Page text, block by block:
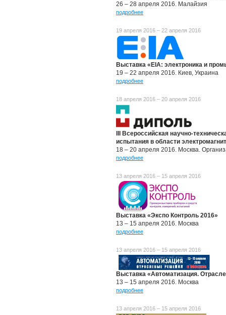
26 – 28 апреля 2016. Малайзия
подробнее
19 апреля 2016 – 22 апреля 2016
Выставка «EIA: электроника и
19 – 22 апреля 2016. Киев, Украина
подробнее
18 апреля 2016 – 20 апреля 2016
III Всероссийская научно-
испытания в области
18 – 20 апреля 2016. Москва.
подробнее
13 апреля 2016 – 15 апреля 2016
Выставка «Экспо Контроль 2016»
13 – 15 апреля 2016. Москва
подробнее
13 апреля 2016 – 15 апреля 2016
Выставка «Автоматизация.
13 – 15 апреля 2016. Москва
подробнее
13 апреля 2016 – 15 апреля 2016